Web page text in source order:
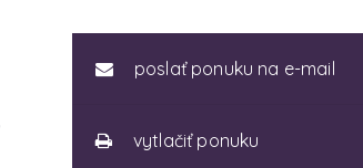
poslať ponuku na e-mail
vytlačiť ponuku